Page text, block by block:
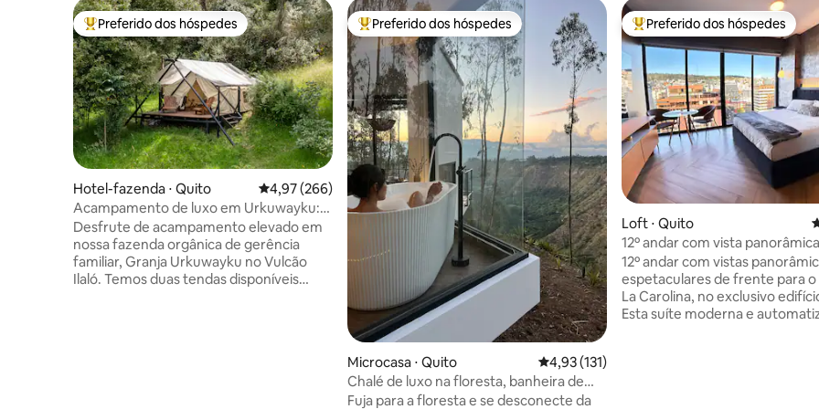
Entre os melhores preferidos dos hóspedes
Preferido dos hóspedes
Hotel-fazenda ⋅ Quito 4,97 de uma avaliação média de 5, 266 avaliações
4,97 (266)
Acampamento de luxo em Urkuwayku:
tenda "Cotopaxi"
Desfrute de acampamento elevado em
nossa fazenda orgânica de gerência
familiar, Granja Urkuwayku no Vulcão
Ilaló. Temos duas tendas disponíveis
Entre os melhores preferidos dos hóspedes
Preferido dos hóspedes
Microcasa ⋅ Quito 4,93 de uma avaliação média de 5, 131
4,93 (131)
Chalé de luxo na floresta, banheira de
hidromassagem, 20 min do aeroporto de
Fuja para a floresta e se desconecte da
Entre os melhores preferidos
Preferido dos hóspedes
Loft ⋅ Quito
12º andar com vista
frente à Carolina
12º andar com vistas
espetaculares de frente para o
La Carolina, no exclusivo
Esta suíte moderna e